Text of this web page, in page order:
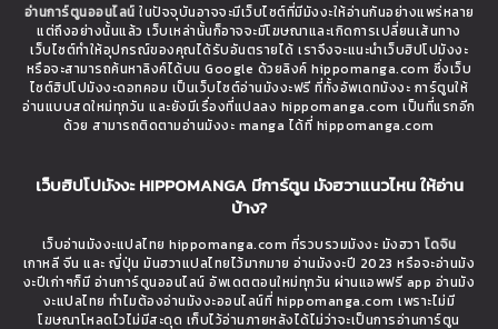
อ่านการ์ตูนออนไลน์ ในปัจจุบันอาจจะมีเว็บไซต์ที่มีมังงะให้อ่านกันอย่างแพร่หลาย
แต่ถึงอย่างนั้นแล้ว เว็บเหล่านั้นก็อาจจะมีโฆษณาและเกิดการเปลี่ยนเส้นทาง
เว็บไซต์ทำให้อุปกรณ์ของคุณได้รับอันตรายได้ เราจึงจะแนะนำเว็บฮิปโปมังงะ
หรือจะสามารถค้นหาลิงค์ได้บน Google ด้วยลิงค์ hippomanga.com ซึ่งเว็บ
ไซต์ฮิปโปมังงะดอทคอม เป็นเว็บไซต์อ่านมังงะฟรี ที่ทั้งอัพเดทมังงะ การ์ตูนให้
อ่านแบบสดใหม่ทุกวัน และยังมีเรื่องที่แปลลง hippomanga.com เป็นที่แรกอีก
ด้วย สามารถติดตามอ่านมังงะ manga ได้ที่ hippomanga.com
เว็บฮิปโปมังงะ HIPPOMANGA มีการ์ตูน มังฮวาแนวไหน ให้อ่าน
บ้าง?
เว็บอ่านมังงะแปลไทย hippomanga.com ที่รวบรวมมังงะ มังฮวา โดจิน
เกาหลี จีน และ ญี่ปุ่น มันฮวาแปลไทยไว้มากมาย อ่านมังงะปี 2023 หรือจะอ่านมัง
งะปีเก่าๆก็มี อ่านการ์ตูนออนไลน์ อัพเดตตอนใหม่ทุกวัน ผ่านแอพฟรี app อ่านมัง
งะแปลไทย ทำไมต้องอ่านมังงะออนไลน์ที่ hippomanga.com เพราะไม่มี
โฆษณาโหลดไวไม่มีสะดุด เก็บไว้อ่านภายหลังได้ไม่ว่าจะเป็นการอ่านการ์ตูน